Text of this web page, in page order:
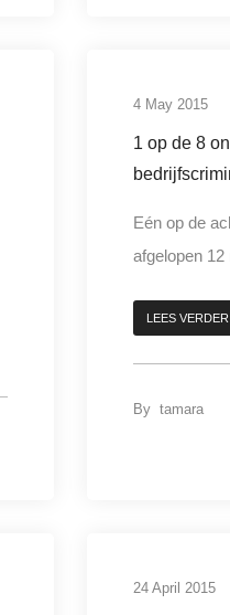
4 May 2015
1 op de 8
Eén op de
afgelopen
LEES VERDER
By tamara
24 April 2015